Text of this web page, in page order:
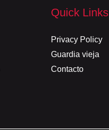
Quick Links
Privacy Policy
Guardia vieja
Contacto